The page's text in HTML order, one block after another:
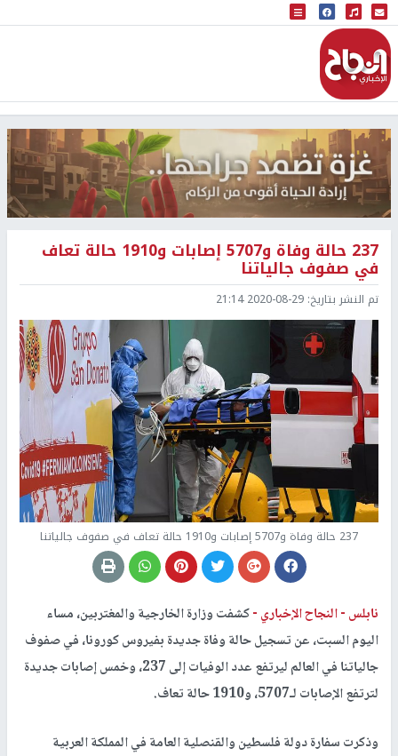
البث المباشر
إذاعة النجاح
237 حالة وفاة و5707 إصابات و1910 حالة تعاف
في صفوف جالياتنا
تم النشر بتاريخ: 2020-08-29 21:14
237 حالة وفاة و5707 إصابات و1910 حالة تعاف في صفوف جالياتنا
نابلس -النجاح الإخباري -كشفت وزارة الخارجية والمغتربين، مساء
اليوم السبت، عن تسجيل حالة وفاة جديدة بفيروس كورونا، في صفوف
جالياتنا في العالم ليرتفع عدد الوفيات إلى 237، وخمس إصابات جديدة
لترتفع الإصابات لـ5707، و1910 حالة تعاف.
وذكرت سفارة دولة فلسطين والقنصلية العامة في المملكة العربية